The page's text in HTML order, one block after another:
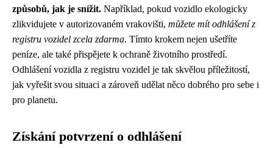
způsobů, jak je snížit. Například, pokud vozidlo ekologicky
zlikvidujete v autorizovaném vrakovišti, můžete mít odhlášení z
registru vozidel zcela zdarma. Tímto krokem nejen ušetříte
peníze, ale také přispějete k ochraně životního prostředí.
Odhlášení vozidla z registru vozidel je tak skvělou příležitostí,
jak vyřešit svou situaci a zároveň udělat něco dobrého pro sebe i
pro planetu.
Získání potvrzení o odhlášení